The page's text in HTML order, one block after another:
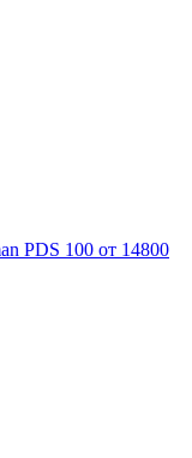
от 14800